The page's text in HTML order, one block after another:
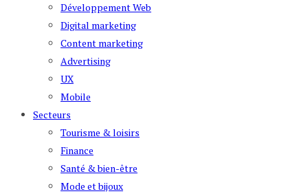
Développement Web
Digital marketing
Content marketing
Advertising
UX
Mobile
Secteurs
Tourisme & loisirs
Finance
Santé & bien-être
Mode et bijoux